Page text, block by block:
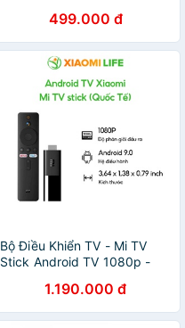
499.000 đ
Bộ Điều Khiển TV - Mi TV
Stick Android TV 1080p -
1.190.000 đ